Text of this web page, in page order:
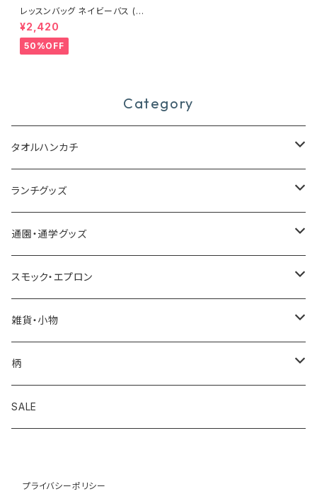
レッスンバッグ ネイビーバス (15
203)
¥2,420
50%OFF
Category
タオルハンカチ
今治タオルハンカチ
今治ミニタオルハンカチ
合わせミニタオルハンカチ
ランチグッズ
お弁当箱
カトラリーセット
耐熱コップ
歯ブラシ
セット
通園・通学グッズ
レッスンバッグ
シューズ袋
お着替え袋
お弁当袋
スモック・エプロン
スモック
エプロン・三角巾
雑貨・小物
移動ポケット
コインケース
柄
アップル
SALE
プライバシーポリシー